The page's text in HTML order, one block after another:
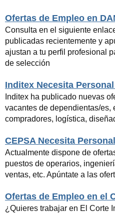
Ofertas de Empleo en
Consulta en el siguiente
publicadas recientemente y
ajustan a tu perfil profesional
de selección
Inditex Necesita
Inditex ha publicado nuevas
vacantes de dependientas/es,
compradores, logística,
CEPSA Necesita Personal
Actualmente dispone de
puestos de operarios,
ventas, etc. Apúntate a las
Ofertas de Empleo en el
¿Quieres trabajar en El Corte